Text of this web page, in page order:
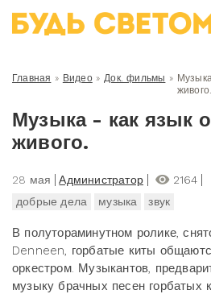
Главная » Видео» Док. фильмы »
живого.
Музыка - как язык
живого.
28 мая Администратор
2164
добрые дела
музыка звук
В полутораминутном ролике,
Denneen, горбатые киты
оркестром. Музыкантов,
музыку брачных песен горбатых